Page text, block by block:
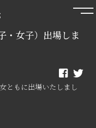
・女子）出場しま
ともに出場いたしまし